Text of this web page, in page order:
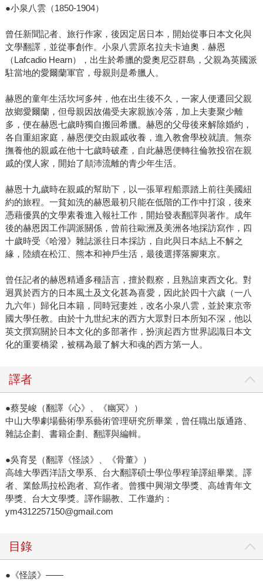
●小泉八雲（1850-1904）
曾任新聞記者、旅行作家，後因定居日本，開始從事日本文化與
文學翻譯，並從事創作。小泉八雲原名拉夫卡迪奧．赫恩
（Lafcadio Hearn），出生於希臘的愛奧尼亞群島，父親為英國派
駐當地的愛爾蘭軍官，母親則是希臘人。
赫恩的童年生活坎坷多舛，他在出生後不久，一家人便遷回父親
故鄉愛爾蘭，但母親因故備受夫家親族冷落，加上夫妻聚少離
多，便在赫恩七歲時獨自搬回希臘。赫恩的父母後來解除婚約，
各自重組家庭，赫恩便交由親戚收養，進入教會學校就讀。無奈
撫養他的親戚在他十七歲時破產，自此赫恩便轉往倫敦投宿在親
戚的僕人家，開始了顛沛流離的青少年生活。
赫恩十九歲時在親戚的幫助下，以一張單程船票踏上前往美國紐
約的旅程。一貧如洗的赫恩最初只能在低階的工作中打滾，後來
憑藉優異的文學素養進入報社工作，開始發表翻譯與著作。成年
後的赫恩因工作調派關係，曾前往歐洲及美洲各地採訪寫作，四
十歲時受《哈潑》雜誌派往日本採訪，自此與日本結上不解之
緣，陸續在松江、熊本和神戶生活，最後選擇落腳東京。
曾任記者的赫恩精通多種語言，擅於觀察，且熟諳東西文化。對
迥異於西方的日本風土及文化甚為喜愛，因此於四十六歲（一八
九六年）歸化日本籍，同時冠妻姓，改名小泉八雲，並於東京帝
國大學任教。由於十九世紀末的西方大眾對日本所知不深，他以
英文撰寫關於日本文化的多部著作，扮演起西方世界認識日本文
化的重要橋梁，被稱為最了解大和魂的西方第一人。
譯者
●蔡旻峻（翻譯《心》、《幽冥》）
中山大學劇場藝術學系藝術管理研究所畢業，曾任職出版通路、
雜誌企劃、書籍企劃、翻譯與編輯。
●吳育旻（翻譯《怪談》、《骨董》）
高雄大學西洋語文學系、台大翻譯碩士學位學程筆譯組畢業。譯
者、業餘馬拉松跑者、寫作者。曾獲中興湖文學獎、高雄青年文
學獎、台大文學獎。譯作賜教、工作邀約：
ym4312257150@gmail.com
目錄
●《怪談》——